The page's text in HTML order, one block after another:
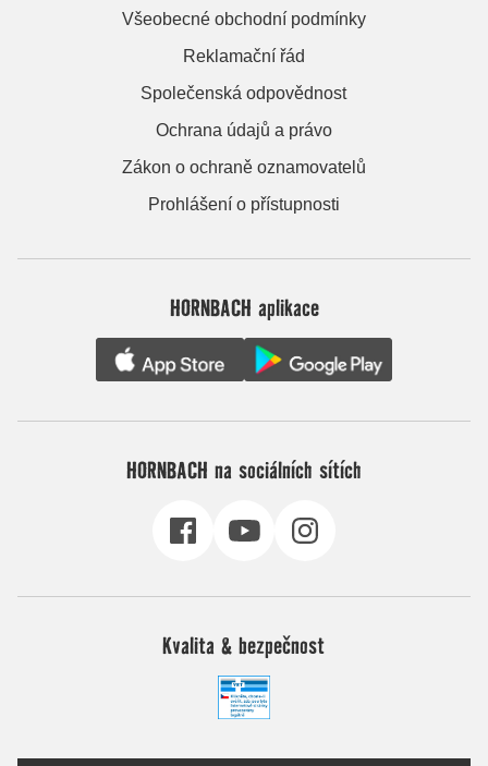
Všeobecné obchodní podmínky
Reklamační řád
Společenská odpovědnost
Ochrana údajů a právo
Zákon o ochraně oznamovatelů
Prohlášení o přístupnosti
HORNBACH aplikace
HORNBACH na sociálních sítích
Kvalita & bezpečnost